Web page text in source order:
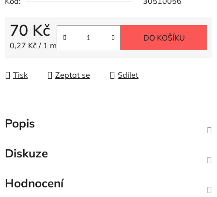
70 Kč
Měrná cena:
0,27 Kč / 1 m
DO KOŠÍKU
Tisk Zeptat se Sdílet
Popis
Diskuze
Hodnocení